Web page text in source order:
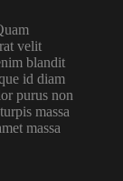
velit
blandit
id diam
purus non
massa
massa